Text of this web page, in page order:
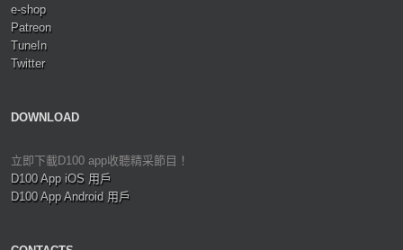
e-shop
Patreon
TuneIn
Twitter
DOWNLOAD
立即下載D100 app收聽精采節目！
D100 App iOS 用戶
D100 App Android 用戶